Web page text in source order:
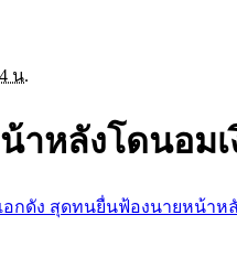
น.
าหลังโดนอมเ
อกดัง สุดทนยื่นฟ้องนายหน้าห